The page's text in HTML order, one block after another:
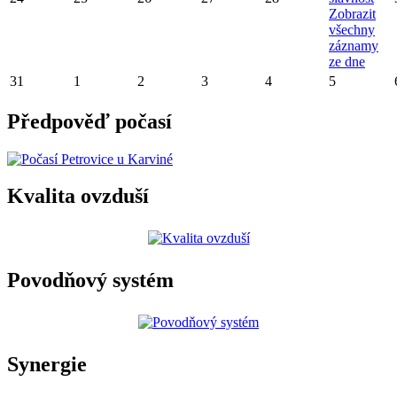
Zobrazit
všechny
záznamy
ze dne
31 1 2 3 4 5
Předpověď počasí
Kvalita ovzduší
Povodňový systém
Synergie